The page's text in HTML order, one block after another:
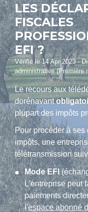
LES
FISCALES
EFI ?
Vérifié le 14 Apr 2023 -
administrative (Première
Le recours aux
dorénavant
plupart des impôts
Pour procéder à
impôts, une
télétransmission
Mode EFI
L'entreprise peut
paiements
l'espace abonné